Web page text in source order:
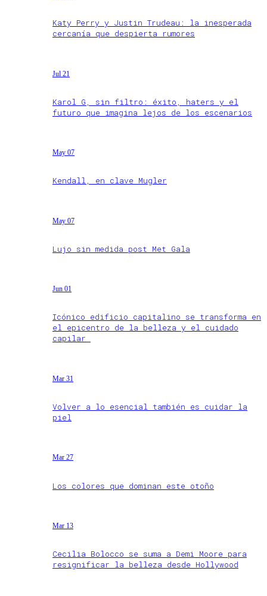
Katy Perry y Justin Trudeau: la inesperada
cercanía que despierta rumores
Jul 21
Karol G, sin filtro: éxito, haters y el
futuro que imagina lejos de los escenarios
May 07
Kendall, en clave Mugler
May 07
Lujo sin medida post Met Gala
Jun 01
Icónico edificio capitalino se transforma en
el epicentro de la belleza y el cuidado
capilar
Mar 31
Volver a lo esencial también es cuidar la
piel
Mar 27
Los colores que dominan este otoño
Mar 13
Cecilia Bolocco se suma a Demi Moore para
resignificar la belleza desde Hollywood